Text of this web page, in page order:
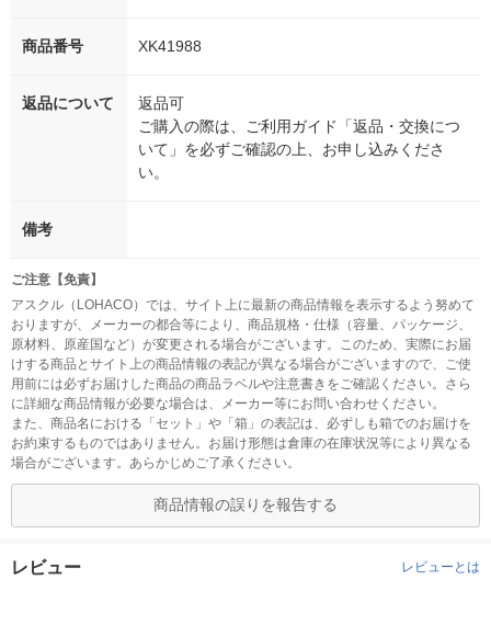
商品番号 XK41988
返品について
返品可
ご購入の際は、ご利用ガイド「返品・交換につ
いて」を必ずご確認の上、お申し込みくださ
い。
備考
ご注意【免責】
アスクル（LOHACO）では、サイト上に最新の商品情報を表示するよう努めて
おりますが、メーカーの都合等により、商品規格・仕様（容量、パッケージ、
原材料、原産国など）が変更される場合がございます。このため、実際にお届
けする商品とサイト上の商品情報の表記が異なる場合がございますので、ご使
用前には必ずお届けした商品の商品ラベルや注意書きをご確認ください。さら
に詳細な商品情報が必要な場合は、メーカー等にお問い合わせください。
また、商品名における「セット」や「箱」の表記は、必ずしも箱でのお届けを
お約束するものではありません。お届け形態は倉庫の在庫状況等により異なる
場合がございます。あらかじめご了承ください。
商品情報の誤りを報告する
レビュー レビューとは